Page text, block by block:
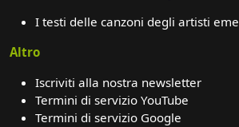
I testi delle canzoni degli artisti
Altro
Iscriviti alla nostra newsletter
Termini di servizio YouTube
Termini di servizio Google